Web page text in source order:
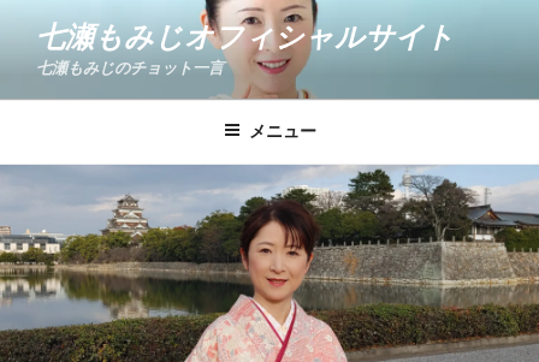
ン
ッ
プ
七瀬もみじオフィシャルサイト
七瀬もみじのチョット一言
メニュー